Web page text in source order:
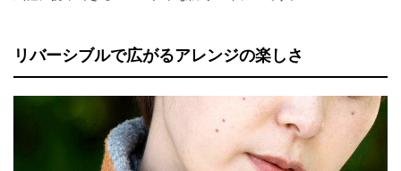
リバーシブルで広がるアレンジの楽しさ